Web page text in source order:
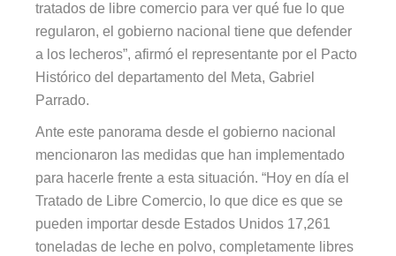
tratados de libre comercio para ver qué fue lo que
regularon, el gobierno nacional tiene que defender
a los lecheros”, afirmó el representante por el Pacto
Histórico del departamento del Meta, Gabriel
Parrado.
Ante este panorama desde el gobierno nacional
mencionaron las medidas que han implementado
para hacerle frente a esta situación. “Hoy en día el
Tratado de Libre Comercio, lo que dice es que se
pueden importar desde Estados Unidos 17,261
toneladas de leche en polvo, completamente libres